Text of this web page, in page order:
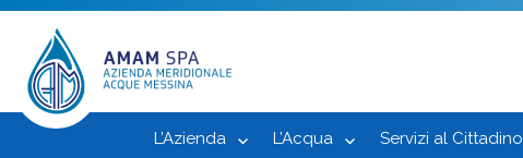
L’Azienda L’Acqua Servizi al Cittadino